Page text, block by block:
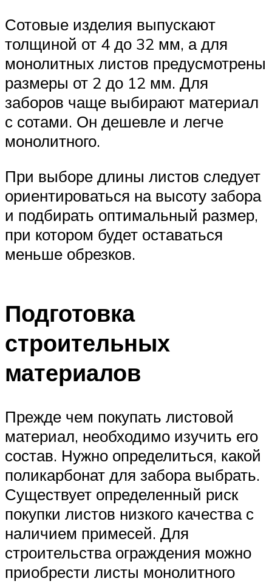
Сотовые изделия выпускают
толщиной от 4 до 32 мм, а для
монолитных листов предусмотрены
размеры от 2 до 12 мм. Для
заборов чаще выбирают материал
с сотами. Он дешевле и легче
монолитного.
При выборе длины листов следует
ориентироваться на высоту забора
и подбирать оптимальный размер,
при котором будет оставаться
меньше обрезков.
Подготовка
строительных
материалов
Прежде чем покупать листовой
материал, необходимо изучить его
состав. Нужно определиться, какой
поликарбонат для забора выбрать.
Существует определенный риск
покупки листов низкого качества с
наличием примесей. Для
строительства ограждения можно
приобрести листы монолитного